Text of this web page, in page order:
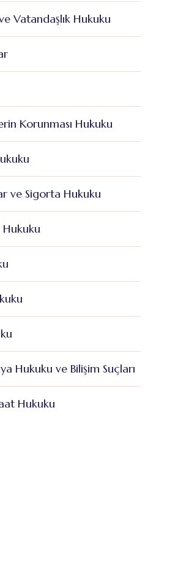
Vatandaşlık Hukuku
Korunması Hukuku
ve Sigorta Hukuku
Hukuku ve Bilişim Suçları
Hukuku